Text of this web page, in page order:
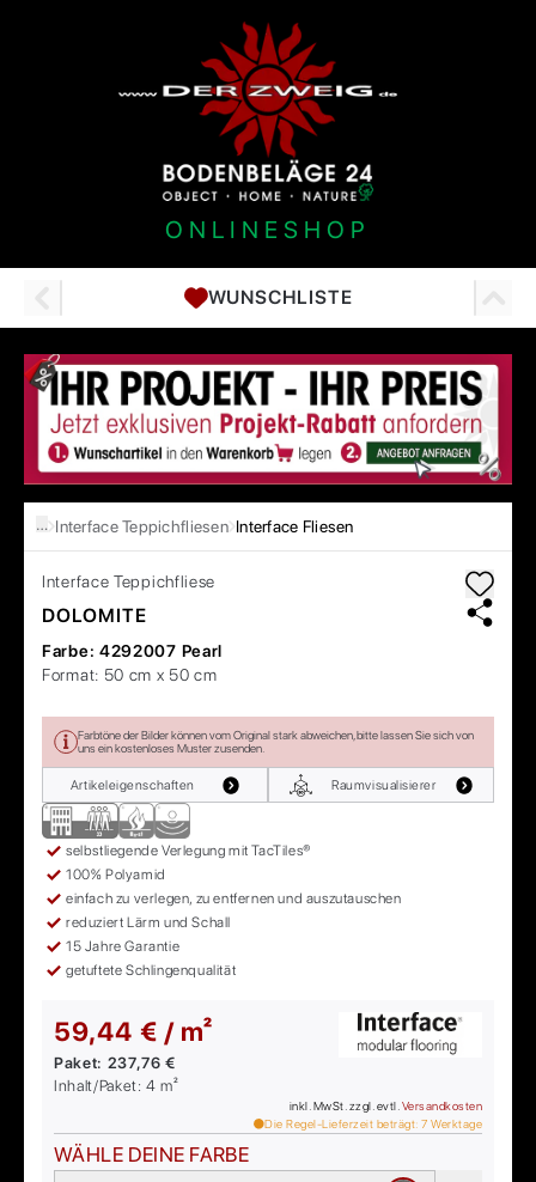
ONLINESHOP
WUNSCHLISTE
… Interface Teppichfliesen Interface Fliesen
Interface Teppichfliese
DOLOMITE
Farbe: 4292007 Pearl
Format: 50 cm x 50 cm
Farbtöne der Bilder können vom Original stark abweichen, bitte lassen Sie sich von
uns ein kostenloses Muster zusenden.
Artikeleigenschaften Raumvisualisierer
selbstliegende Verlegung mit TacTiles®
100% Polyamid
einfach zu verlegen, zu entfernen und auszutauschen
reduziert Lärm und Schall
15 Jahre Garantie
getuftete Schlingenqualität
59,44 € / m²
Paket: 237,76 €
Inhalt/Paket:4 m²
inkl. MwSt. zzgl. evtl. Versandkosten
Die Regel-Lieferzeit beträgt: 7 Werktage
WÄHLE DEINE FARBE